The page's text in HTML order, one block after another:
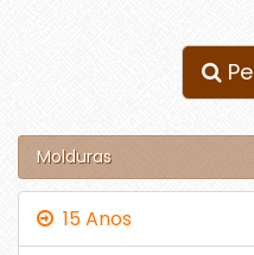
Molduras
15 Anos